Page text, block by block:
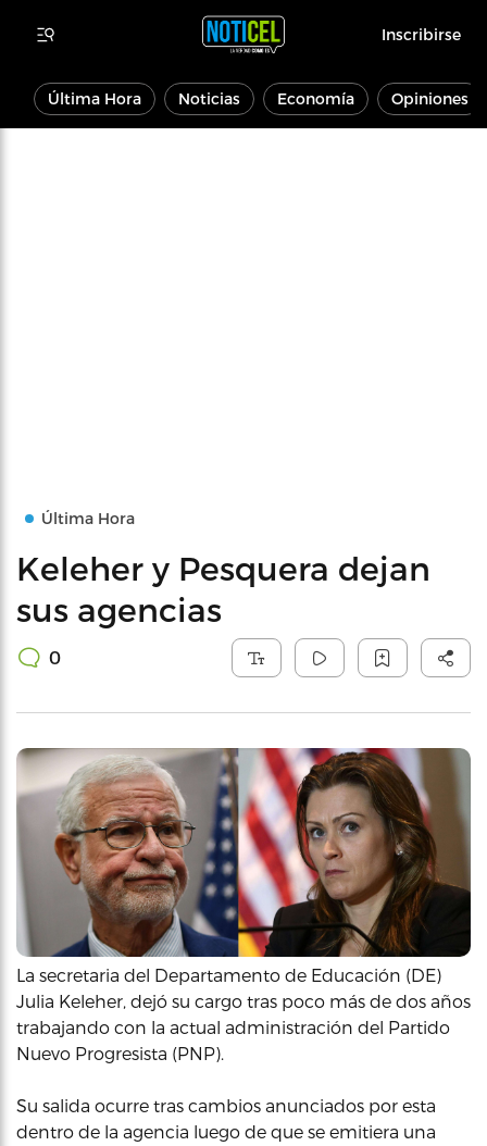
Inscribirse
Última Hora Noticias Economía Opiniones
Última Hora
Keleher y Pesquera dejan
sus agencias
0
La secretaria del Departamento de Educación (DE)
Julia Keleher, dejó su cargo tras poco más de dos años
trabajando con la actual administración del Partido
Nuevo Progresista (PNP).
Su salida ocurre tras cambios anunciados por esta
dentro de la agencia luego de que se emitiera una